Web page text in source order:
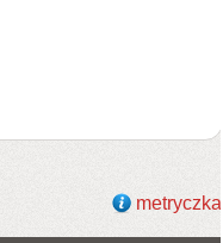
metryczka